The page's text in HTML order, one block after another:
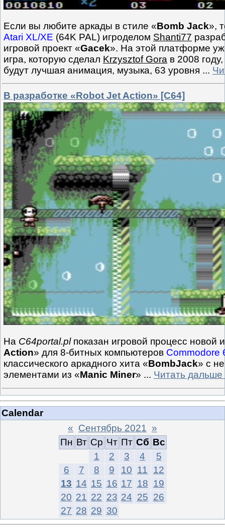
Если вы любите аркады в стиле «Bomb Jack»,
Atari XL/XE (64K PAL) игроделом Shanti77
игровой проект «Gacek». На этой платформе
игра, которую сделал Krzysztof Gora в 2008
будут лучшая анимация, музыка, 63 уровня ...
В разработке «Robot Jet Action» [C64]
На C64portal.plпоказан игровой процесс новой
Action» для 8-битных компьютеров Commodore
классического аркадного хита «BombJack» с
элементами из «Manic Miner» ... Читать дальше
Calendar
« Сентябрь 2021 »
Пн Вт Ср Чт Пт Сб Вс
1
2 3 4
5
6
7 8 9 10 11
12
13 14 15 16 17 18 19
20 21 22 23 24 25 26
27 28 29 30